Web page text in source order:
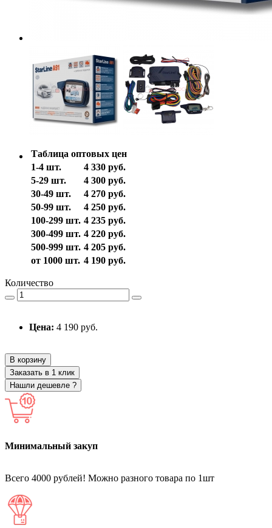
Таблица оптовых цен
1-4 шт.
4 330 руб.
5-29 шт.
4 300 руб.
30-49 шт.
4 270 руб.
50-99 шт.
4 250 руб.
100-299 шт. 4 235 руб.
300-499 шт. 4 220 руб.
500-999 шт. 4 205 руб.
от 1000 шт. 4 190 руб.
Количество
Цена: 4 190 руб.
В корзину
Заказать в 1 клик
Нашли дешевле ?
Минимальный закуп
Всего 4000 рублей! Можно разного товара по 1шт